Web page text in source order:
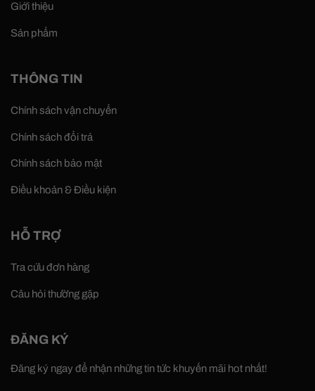
Giới thiệu
Sản phẩm
THÔNG TIN
Chính sách vận chuyển
Chính sách đổi trả
Chính sách bảo mật
Điều khoản & Điều kiện
HỖ TRỢ
Tra cứu đơn hàng
Câu hỏi thường gặp
ĐĂNG KÝ
Đăng ký ngay để nhận những tin tức khuyến mãi hot nhất!